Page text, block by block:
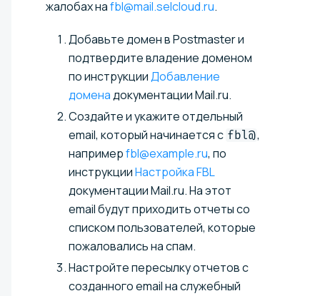
жалобах наfbl@mail.selcloud.ru.
Добавьте домен в Postmaster и
подтвердите владение доменом
по инструкцииДобавление
доменадокументации Mail.ru.
Создайте и укажите отдельный
email, который начинается с fbl@,
напримерfbl@example.ru, по
инструкцииНастройка FBL
документации Mail.ru. На этот
email будут приходить отчеты со
списком пользователей, которые
пожаловались на спам.
Настройте пересылку отчетов с
созданного email на служебный